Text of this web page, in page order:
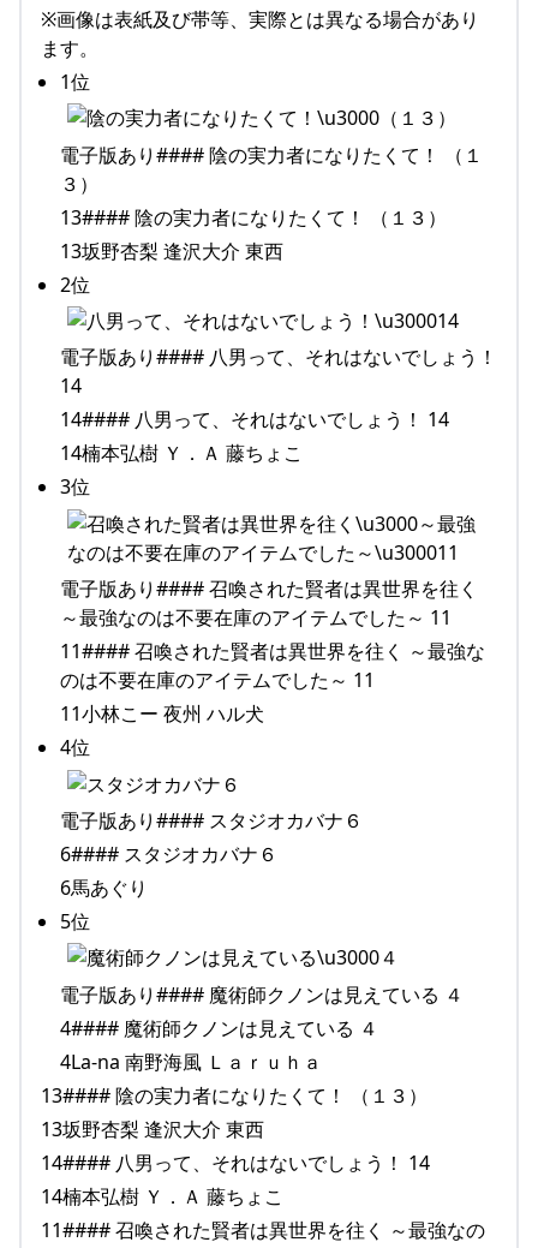
※画像は表紙及び帯等、実際とは異なる場合があり
ます。
1位
電子版あり#### 陰の実力者になりたくて！ （１
３）
13#### 陰の実力者になりたくて！ （１３）
13坂野杏梨 逢沢大介 東西
2位
電子版あり#### 八男って、それはないでしょう！
14
14#### 八男って、それはないでしょう！ 14
14楠本弘樹 Ｙ．Ａ 藤ちょこ
3位
電子版あり#### 召喚された賢者は異世界を往く
～最強なのは不要在庫のアイテムでした～ 11
11#### 召喚された賢者は異世界を往く ～最強な
のは不要在庫のアイテムでした～ 11
11小林こー 夜州 ハル犬
4位
電子版あり#### スタジオカバナ６
6#### スタジオカバナ６
6馬あぐり
5位
電子版あり#### 魔術師クノンは見えている ４
4#### 魔術師クノンは見えている ４
4La-na 南野海風 Ｌａｒｕｈａ
13#### 陰の実力者になりたくて！ （１３）
13坂野杏梨 逢沢大介 東西
14#### 八男って、それはないでしょう！ 14
14楠本弘樹 Ｙ．Ａ 藤ちょこ
11#### 召喚された賢者は異世界を往く ～最強なの